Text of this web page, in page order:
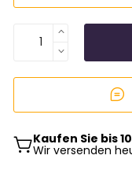
Kaufen Sie bis
Wir versenden